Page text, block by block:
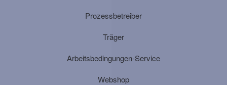
Prozessbetreiber
Träger
Arbeitsbedingungen-Service
Webshop